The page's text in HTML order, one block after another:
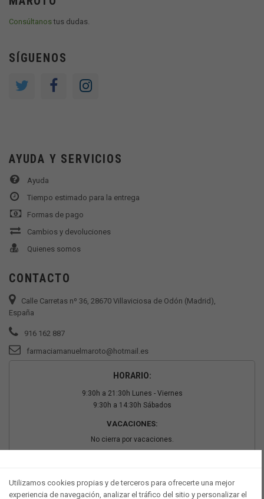
Consúltanostus dudas.
SÍGUENOS
AYUDA Y SERVICIOS
Ayuda
Tiempo estimado para la entrega
Formas de pago
Cambios y devoluciones
Quienes somos
CONTACTO
Calle Carretas nº 36, 28670 Villaviciosa de Odón (Madrid),
España
916 162 887
farmaciamanuelmaroto@hotmail.es
HORARIO:
9:30h a 21:30h Lunes - Viernes
9:30h a 14:30h Sábados
VACACIONES:
No cierra por vacaciones.
Utilizamos cookies propias y de terceros para ofrecerte una mejor
experiencia de navegación, analizar el tráfico del sitio y personalizar el